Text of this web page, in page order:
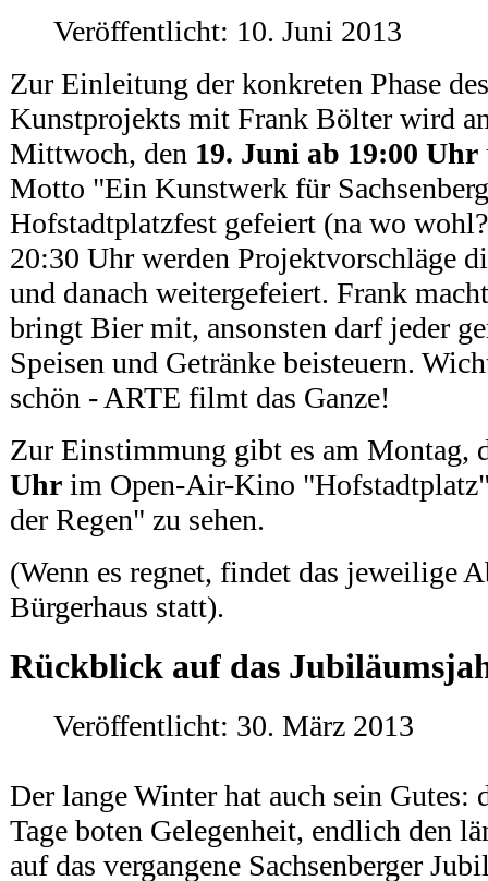
Veröffentlicht: 10. Juni 2013
Zur Einleitung der konkreten Phase des
Kunstprojekts mit Frank Bölter wird
Mittwoch, den 19. Juni ab 19:00 Uhr
Motto "Ein Kunstwerk für
Hofstadtplatzfest gefeiert (na wo
20:30 Uhr werden Projektvorschläge
und danach weitergefeiert. Frank
bringt Bier mit, ansonsten darf jeder
Speisen und Getränke beisteuern.
schön - ARTE filmt das Ganze!
Zur Einstimmung gibt es am Montag,
Uhr im Open-Air-Kino
der Regen" zu sehen.
(Wenn es regnet, findet das jeweilige
Bürgerhaus statt).
Rückblick auf das
Veröffentlicht: 30. März 2013
Der lange Winter hat auch sein Gutes:
Tage boten Gelegenheit, endlich den
auf das vergangene Sachsenberger